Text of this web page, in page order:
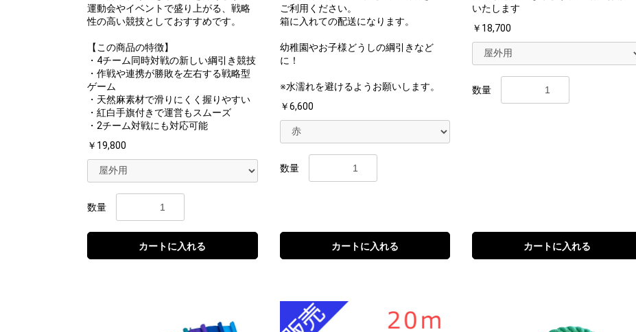
運動会やイベントで盛り上がる、戦略
性の高い競技としておすすめです。
【この商品の特徴】
・4チーム同時対戦の新しい綱引き競技
・作戦や連携が勝敗を左右する戦略型
ゲーム
・天然麻素材で滑りにくく握りやすい
・紅白手旗付きで運営もスムーズ
・2チーム対戦にも対応可能
￥19,800
数量
カートに入れる
ご利用ください。
箱に入れての配送になります。
幼稚園やお子様どうしの綱引きなど
に！
※水濡れを避けるようお願いします。
￥6,600
数量
カートに入れる
いたします
￥18,700
数量
カートに入れる